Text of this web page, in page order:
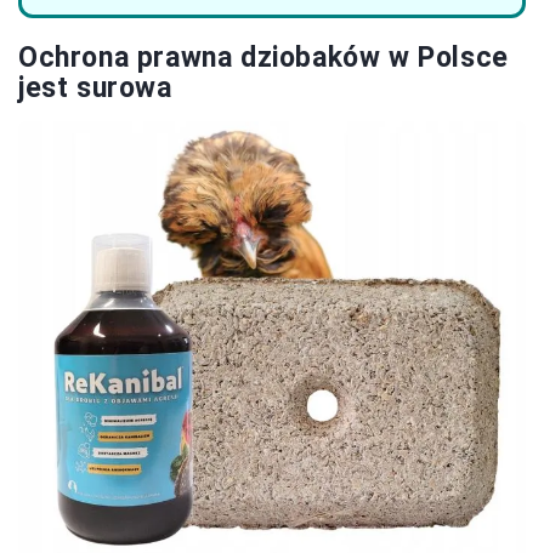
Ochrona prawna dziobaków w Polsce
jest surowa